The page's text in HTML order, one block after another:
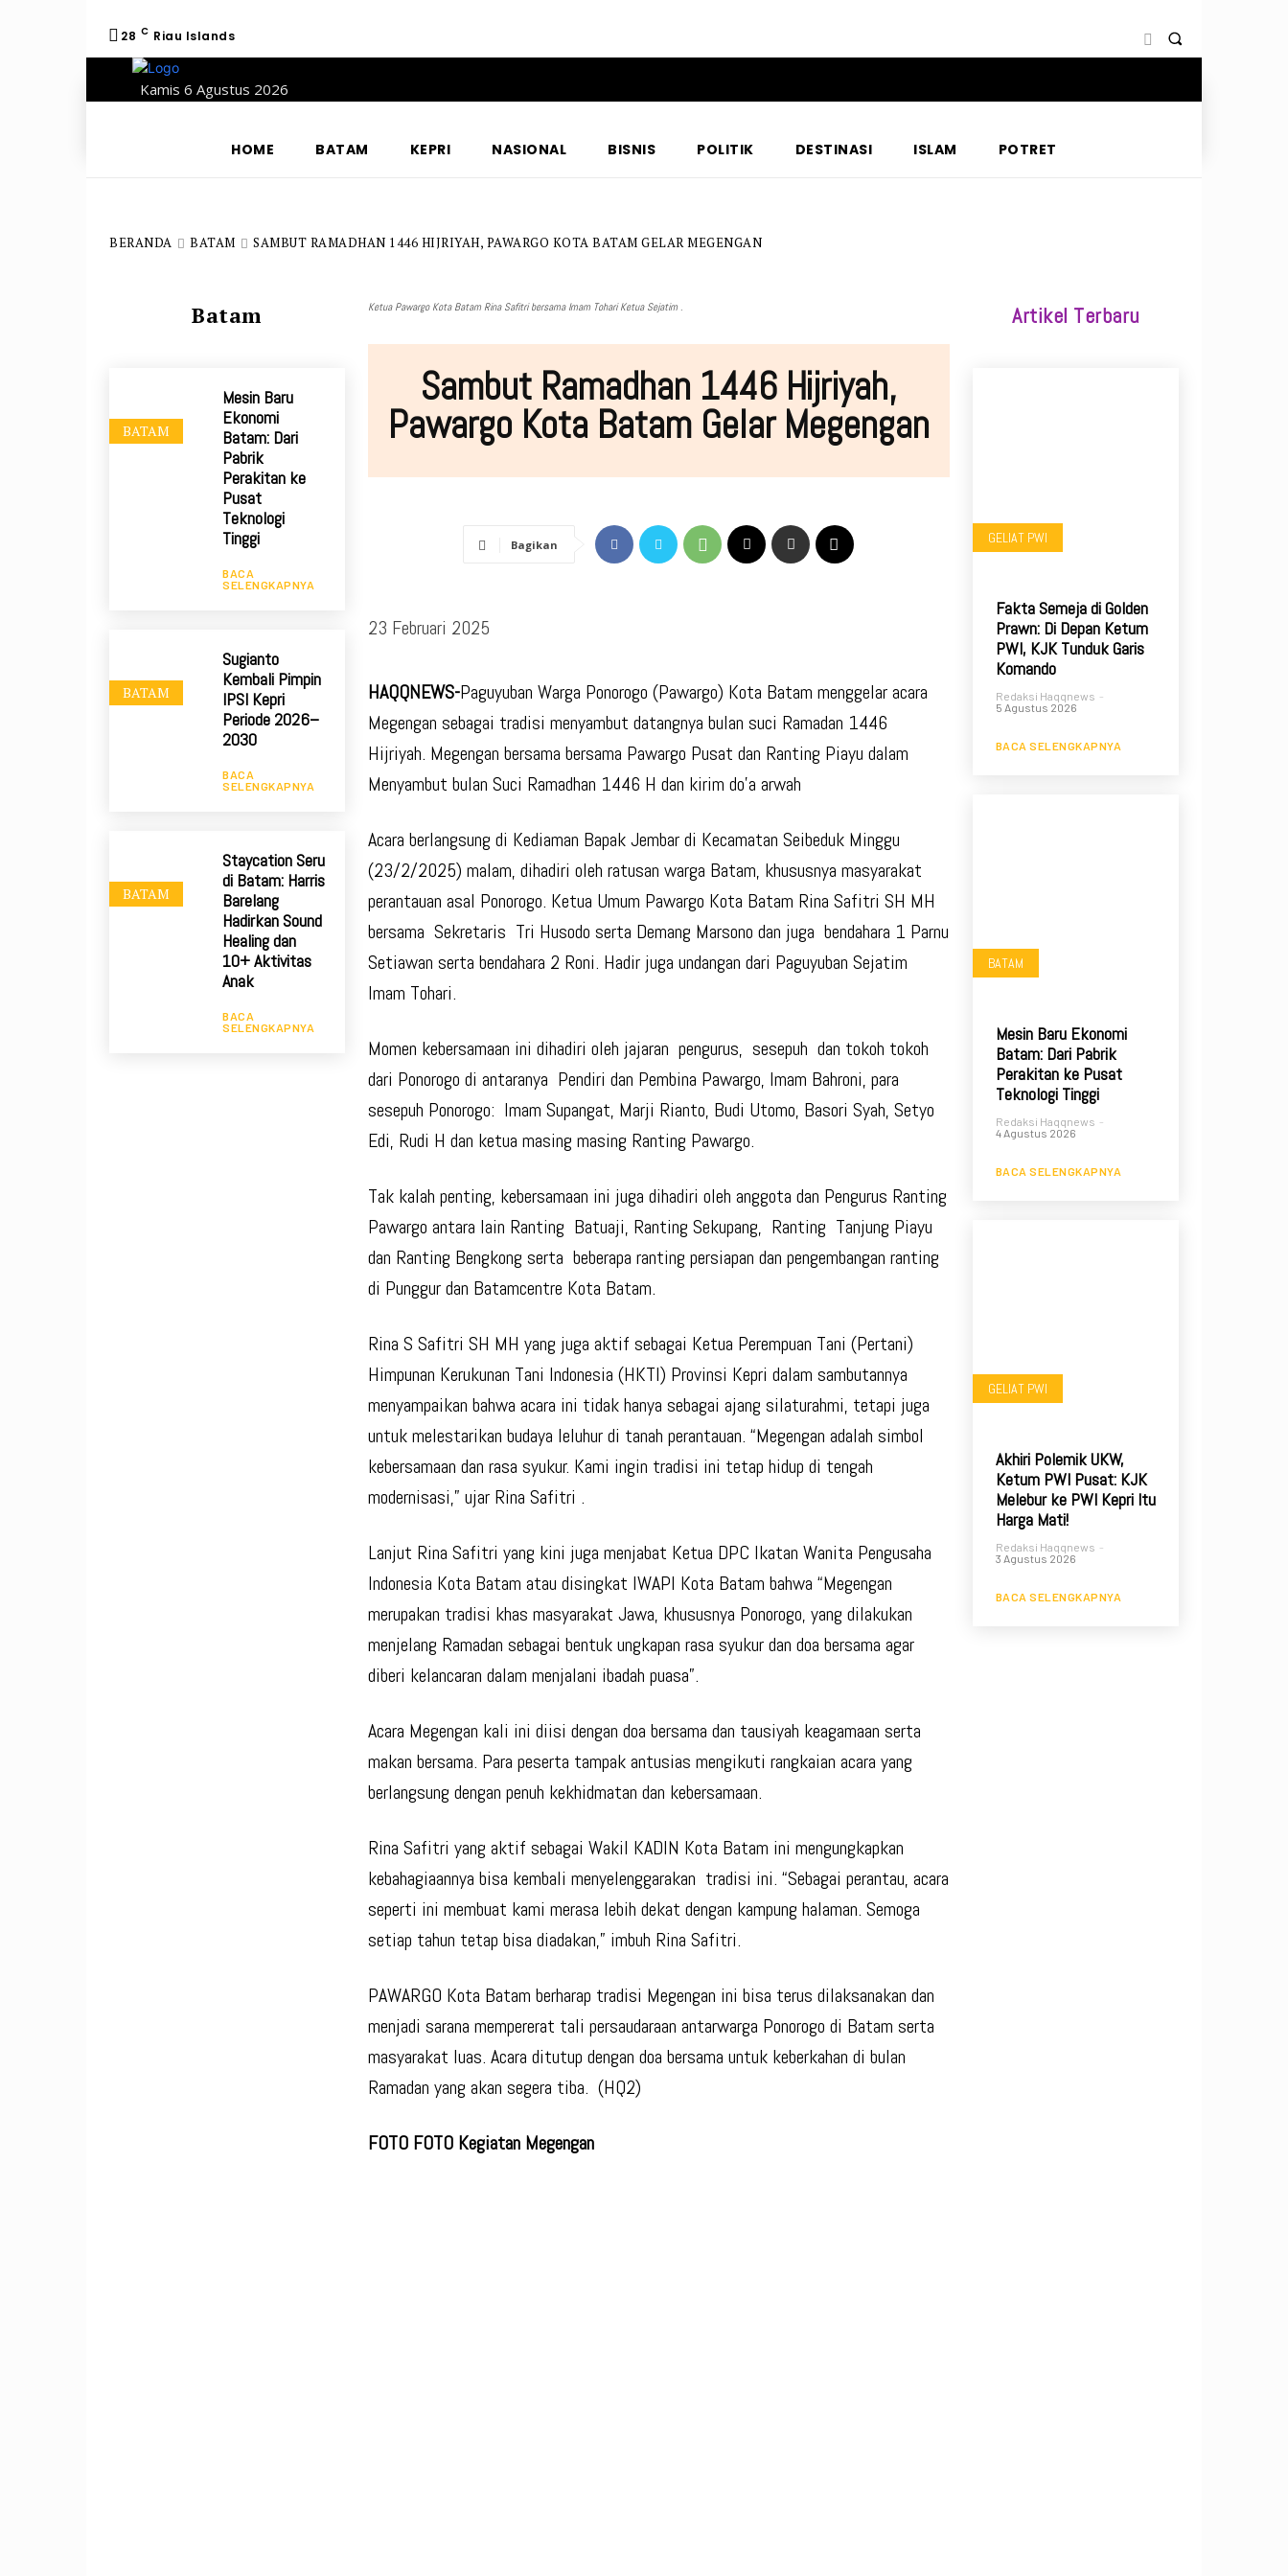
28 C Riau Islands
Kamis 6 Agustus 2026
HOME BATAM KEPRI NASIONAL BISNIS POLITIK DESTINASI ISLAM POTRET
BERANDA BATAM SAMBUT RAMADHAN 1446 HIJRIYAH, PAWARGO KOTA BATAM GELAR MEGENGAN
Batam
BATAM
Mesin Baru
Ekonomi
Batam: Dari
Pabrik
Perakitan ke
Pusat
Teknologi
Tinggi
BACA
SELENGKAPNYA
BATAM
Sugianto
Kembali Pimpin
IPSI Kepri
Periode 2026–
2030
BACA
SELENGKAPNYA
BATAM
Staycation Seru
di Batam: Harris
Barelang
Hadirkan Sound
Healing dan
10+ Aktivitas
Anak
BACA
SELENGKAPNYA
Ketua Pawargo Kota Batam Rina Safitri bersama Imam Tohari Ketua Sejatim .
Sambut Ramadhan 1446 Hijriyah,
Pawargo Kota Batam Gelar Megengan
Bagikan
23 Februari 2025
HAQQNEWS-Paguyuban Warga Ponorogo (Pawargo) Kota Batam menggelar acara
Megengan sebagai tradisi menyambut datangnya bulan suci Ramadan 1446
Hijriyah. Megengan bersama bersama Pawargo Pusat dan Ranting Piayu dalam
Menyambut bulan Suci Ramadhan 1446 H dan kirim do’a arwah
Acara berlangsung di Kediaman Bapak Jembar di Kecamatan Seibeduk Minggu
(23/2/2025) malam, dihadiri oleh ratusan warga Batam, khususnya masyarakat
perantauan asal Ponorogo. Ketua Umum Pawargo Kota Batam Rina Safitri SH MH
bersama Sekretaris Tri Husodo serta Demang Marsono dan juga bendahara 1 Parnu
Setiawan serta bendahara 2 Roni. Hadir juga undangan dari Paguyuban Sejatim
Imam Tohari.
Momen kebersamaan ini dihadiri oleh jajaran pengurus, sesepuh dan tokoh tokoh
dari Ponorogo di antaranya Pendiri dan Pembina Pawargo, Imam Bahroni, para
sesepuh Ponorogo: Imam Supangat, Marji Rianto, Budi Utomo, Basori Syah, Setyo
Edi, Rudi H dan ketua masing masing Ranting Pawargo.
Tak kalah penting, kebersamaan ini juga dihadiri oleh anggota dan Pengurus Ranting
Pawargo antara lain Ranting Batuaji, Ranting Sekupang, Ranting Tanjung Piayu
dan Ranting Bengkong serta beberapa ranting persiapan dan pengembangan ranting
di Punggur dan Batamcentre Kota Batam.
Rina S Safitri SH MH yang juga aktif sebagai Ketua Perempuan Tani (Pertani)
Himpunan Kerukunan Tani Indonesia (HKTI) Provinsi Kepri dalam sambutannya
menyampaikan bahwa acara ini tidak hanya sebagai ajang silaturahmi, tetapi juga
untuk melestarikan budaya leluhur di tanah perantauan. “Megengan adalah simbol
kebersamaan dan rasa syukur. Kami ingin tradisi ini tetap hidup di tengah
modernisasi,” ujar Rina Safitri .
Lanjut Rina Safitri yang kini juga menjabat Ketua DPC Ikatan Wanita Pengusaha
Indonesia Kota Batam atau disingkat IWAPI Kota Batam bahwa “Megengan
merupakan tradisi khas masyarakat Jawa, khususnya Ponorogo, yang dilakukan
menjelang Ramadan sebagai bentuk ungkapan rasa syukur dan doa bersama agar
diberi kelancaran dalam menjalani ibadah puasa”.
Acara Megengan kali ini diisi dengan doa bersama dan tausiyah keagamaan serta
makan bersama. Para peserta tampak antusias mengikuti rangkaian acara yang
berlangsung dengan penuh kekhidmatan dan kebersamaan.
Rina Safitri yang aktif sebagai Wakil KADIN Kota Batam ini mengungkapkan
kebahagiaannya bisa kembali menyelenggarakan tradisi ini. “Sebagai perantau, acara
seperti ini membuat kami merasa lebih dekat dengan kampung halaman. Semoga
setiap tahun tetap bisa diadakan,” imbuh Rina Safitri.
PAWARGO Kota Batam berharap tradisi Megengan ini bisa terus dilaksanakan dan
menjadi sarana mempererat tali persaudaraan antarwarga Ponorogo di Batam serta
masyarakat luas. Acara ditutup dengan doa bersama untuk keberkahan di bulan
Ramadan yang akan segera tiba. (HQ2)
FOTO FOTO Kegiatan Megengan
Artikel Terbaru
GELIAT PWI
Fakta Semeja di Golden
Prawn: Di Depan Ketum
PWI, KJK Tunduk Garis
Komando
Redaksi Haqqnews -
5 Agustus 2026
BACA SELENGKAPNYA
BATAM
Mesin Baru Ekonomi
Batam: Dari Pabrik
Perakitan ke Pusat
Teknologi Tinggi
Redaksi Haqqnews -
4 Agustus 2026
BACA SELENGKAPNYA
GELIAT PWI
Akhiri Polemik UKW,
Ketum PWI Pusat: KJK
Melebur ke PWI Kepri Itu
Harga Mati!
Redaksi Haqqnews -
3 Agustus 2026
BACA SELENGKAPNYA